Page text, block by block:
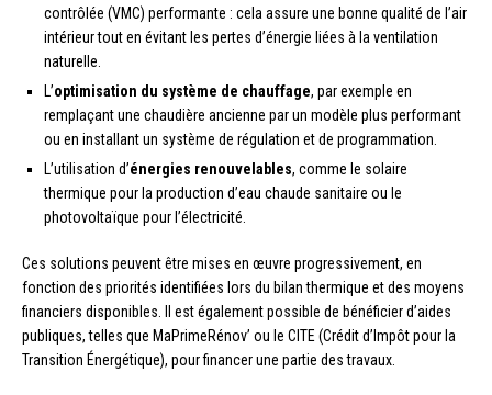
contrôlée (VMC) performante : cela assure une bonne qualité de l’air
intérieur tout en évitant les pertes d’énergie liées à la ventilation
naturelle.
L’optimisation du système de chauffage, par exemple en
remplaçant une chaudière ancienne par un modèle plus performant
ou en installant un système de régulation et de programmation.
L’utilisation d’énergies renouvelables, comme le solaire
thermique pour la production d’eau chaude sanitaire ou le
photovoltaïque pour l’électricité.
Ces solutions peuvent être mises en œuvre progressivement, en
fonction des priorités identifiées lors du bilan thermique et des moyens
financiers disponibles. Il est également possible de bénéficier d’aides
publiques, telles que MaPrimeRénov’ ou le CITE (Crédit d’Impôt pour la
Transition Énergétique), pour financer une partie des travaux.